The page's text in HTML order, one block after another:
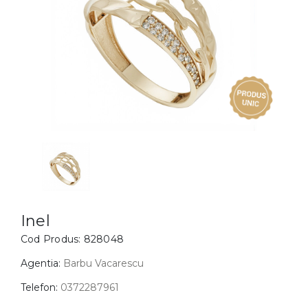
BIJUTERII COPII
Cercei
Bratari
Coliere
Lanturi
Inel
Cod Produs: 828048
Agentia: Barbu Vacarescu
Telefon: 0372287961